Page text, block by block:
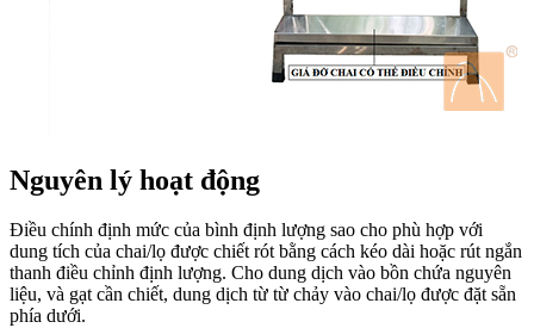
Nguyên lý hoạt động
Điều chính định mức của bình định lượng sao cho phù hợp với
dung tích của chai/lọ được chiết rót bằng cách kéo dài hoặc rút ngắn
thanh điều chỉnh định lượng. Cho dung dịch vào bồn chứa nguyên
liệu, và gạt cần chiết, dung dịch từ từ chảy vào chai/lọ được đặt sẵn
phía dưới.